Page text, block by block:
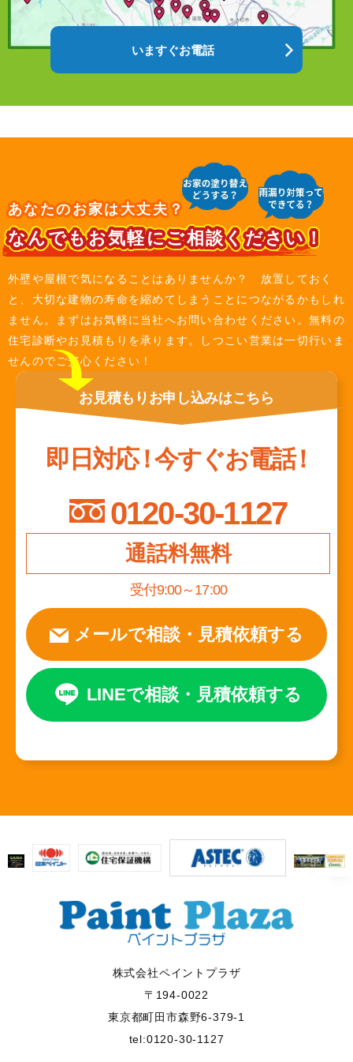
いますぐお電話
あなたのお家は大丈夫？
なんでもお気軽にご相談ください！
外壁や屋根で気になることはありませんか？ 放置しておく
と、大切な建物の寿命を縮めてしまうことにつながるかもしれ
ません。まずはお気軽に当社へお問い合わせください。無料の
住宅診断やお見積もりを承ります。しつこい営業は一切行いま
せんのでご安心ください！
お見積もり お申し込みはこちら
即日対応！今すぐお電話！
0120-30-1127
通話料無料
受付9:00～17:00
メールで相談 ・ 見積依頼する
LINEで相談・ 見積依頼する
株式会社ペイントプラザ
〒194-0022
東京都町田市森野6-379-1
tel:0120-30-1127